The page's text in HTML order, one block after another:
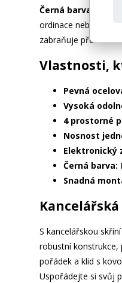
Černá barva
a
ordinace nebo
zabraňuje
Vlastnosti,
Pevná
Vysoká
4 prostorné
Nosnost
Elektronický
Černá barva:
Snadná
S kancelářskou
robustní konstrukce,
pořádek a klid s
Uspořádejte si svůj